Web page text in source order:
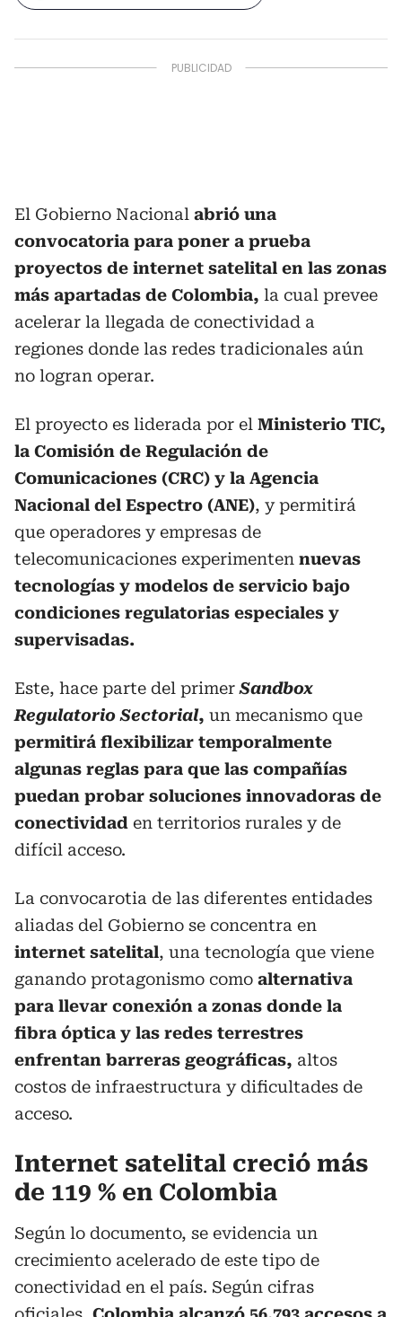
El Gobierno Nacional abrió una
convocatoria para poner a prueba
proyectos de internet satelital en las zonas
más apartadas de Colombia, la cual prevee
acelerar la llegada de conectividad a
regiones donde las redes tradicionales aún
no logran operar.
El proyecto es liderada por el Ministerio TIC,
la Comisión de Regulación de
Comunicaciones (CRC) y la Agencia
Nacional del Espectro (ANE), y permitirá
que operadores y empresas de
telecomunicaciones experimenten nuevas
tecnologías y modelos de servicio bajo
condiciones regulatorias especiales y
supervisadas.
Este, hace parte del primerSandbox
Regulatorio Sectorial, un mecanismo que
permitirá flexibilizar temporalmente
algunas reglas para que las compañías
puedan probar soluciones innovadoras de
conectividad en territorios rurales y de
difícil acceso.
La convocarotia de las diferentes entidades
aliadas del Gobierno se concentra en
internet satelital, una tecnología que viene
ganando protagonismo como alternativa
para llevar conexión a zonas donde la
fibra óptica y las redes terrestres
enfrentan barreras geográficas, altos
costos de infraestructura y dificultades de
acceso.
Internet satelital creció más
de 119 % en Colombia
Según lo documento, se evidencia un
crecimiento acelerado de este tipo de
conectividad en el país. Según cifras